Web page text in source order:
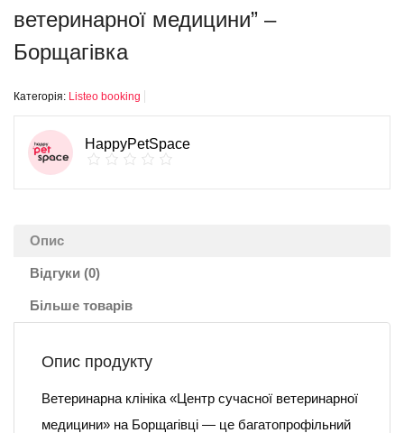
ветеринарної медицини” –
Борщагівка
Категорія: Listeo booking
HappyPetSpace
Опис
Відгуки (0)
Більше товарів
Опис продукту
Ветеринарна клініка «Центр сучасної ветеринарної
медицини» на Борщагівці — це багатопрофільний